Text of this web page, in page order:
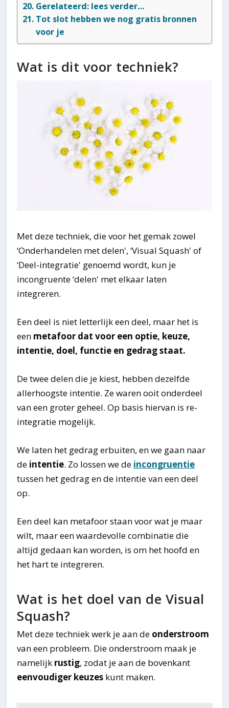
Gerelateerd: lees verder…
Tot slot hebben we nog gratis bronnen
voor je
Wat is dit voor techniek?
Met deze techniek, die voor het gemak zowel
‘Onderhandelen met delen', ‘Visual Squash' of
‘Deel-integratie' genoemd wordt, kun je
incongruente ‘delen' met elkaar laten
integreren.
Een deel is niet letterlijk een deel, maar het is
een metafoor dat voor een optie, keuze,
intentie, doel, functie en gedrag staat.
De twee delen die je kiest, hebben dezelfde
allerhoogste intentie. Ze waren ooit onderdeel
van een groter geheel. Op basis hiervan is re-
integratie mogelijk.
We laten het gedrag erbuiten, en we gaan naar
de intentie. Zo lossen we de incongruentie
tussen het gedrag en de intentie van een deel
op.
Een deel kan metafoor staan voor wat je maar
wilt, maar een waardevolle combinatie die
altijd gedaan kan worden, is om het hoofd en
het hart te integreren.
Wat is het doel van de Visual
Squash?
Met deze techniek werk je aan de onderstroom
van een probleem. Die onderstroom maak je
namelijk rustig, zodat je aan de bovenkant
eenvoudiger keuzes kunt maken.